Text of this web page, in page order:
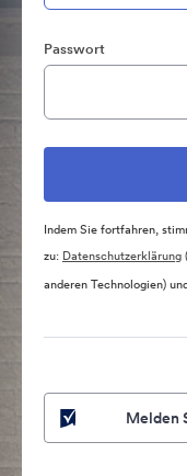
Passwort
Indem Sie fortfahren,
zu: Datenschutzerklärung
anderen Technologien)
Melden